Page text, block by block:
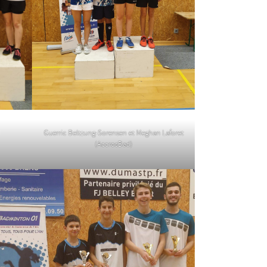
Guerric Beltzung-Sorensen et Meghan Laforet
(AccrosBad)